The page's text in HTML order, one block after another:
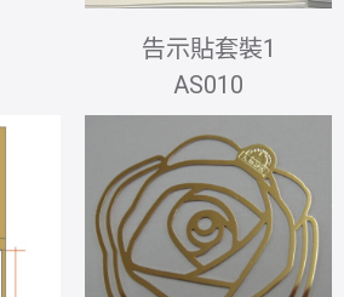
告示貼套裝1
AS010